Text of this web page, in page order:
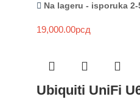
Na lageru - isporuka
19,000.00рсд
Ubiquiti UniFi